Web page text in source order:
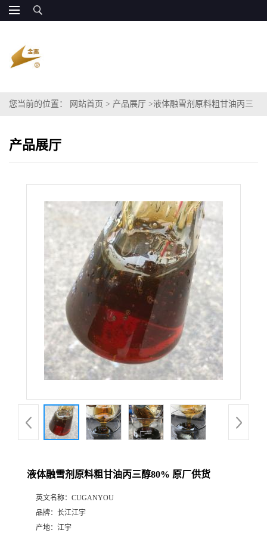
您当前的位置： 网站首页 > 产品展厅 >液体融雪剂原料粗甘油丙三
产品展厅
液体融雪剂原料粗甘油丙三醇80% 原厂供货
英文名称： CUGANYOU
品牌： 长江江宇
产地： 江宇